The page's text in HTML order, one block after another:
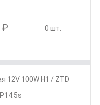
₽ 0 шт.
12V 100W Н1 / ZTD